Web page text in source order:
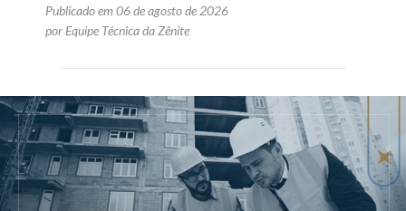
Publicado em 06 de agosto de 2026
por Equipe Técnica da Zênite